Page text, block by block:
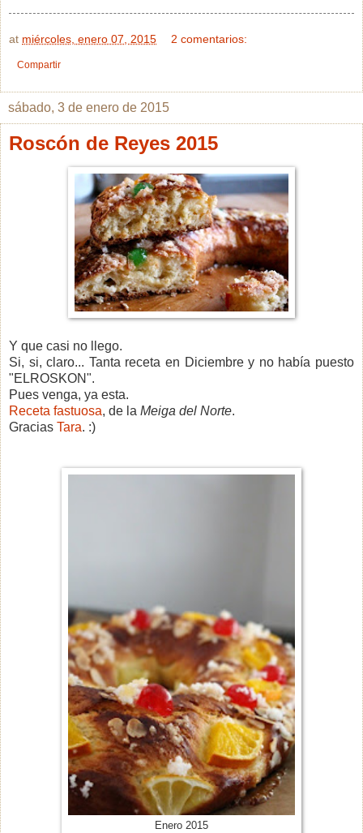
at miércoles, enero 07, 2015 2 comentarios:
Compartir
sábado, 3 de enero de 2015
Roscón de Reyes 2015
Y que casi no llego.
Si, si, claro... Tanta receta en Diciembre y no había puesto
"ELROSKON".
Pues venga, ya esta.
Receta fastuosa, de la Meiga del Norte.
Gracias Tara. :)
Enero 2015